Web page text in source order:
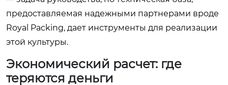
предоставляемая надежными партнерами вроде
Royal Packing, дает инструменты для реализации
этой культуры.
Экономический расчет: где
теряются деньги